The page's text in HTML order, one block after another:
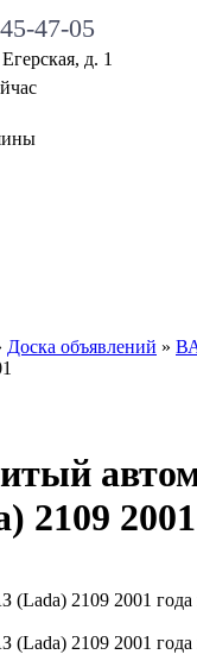
47-05
д. 1
Доска объявлений »
2109 2001